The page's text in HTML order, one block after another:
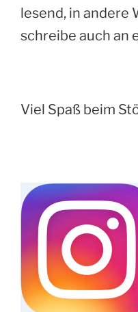
lesend, in andere
schreibe auch an
Viel Spaß beim